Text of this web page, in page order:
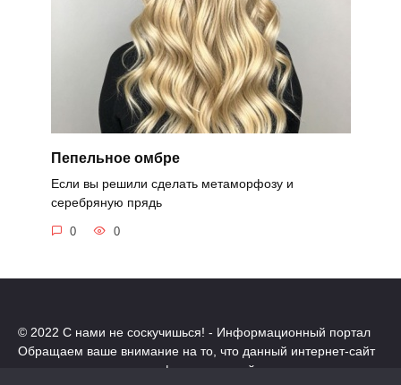
Пепельное омбре
Если вы решили сделать метаморфозу и
серебряную прядь
0 0
© 2022 С нами не соскучишься! - Информационный портал
Обращаем ваше внимание на то, что данный интернет-сайт
носит исключительно информационный характер.